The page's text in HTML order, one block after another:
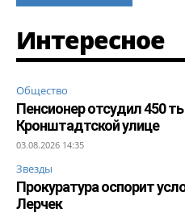
Интересное
Общество
Пенсионер отсудил 450
Кронштадтской улице
03.08.2026 14:35
Звезды
Прокуратура оспорит
Лерчек